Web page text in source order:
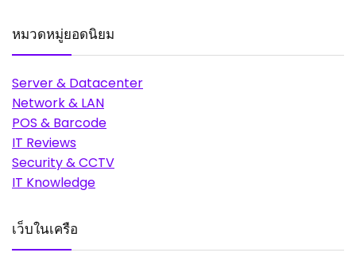
หมวดหมู่ยอดนิยม
Server & Datacenter
Network & LAN
POS & Barcode
IT Reviews
Security & CCTV
IT Knowledge
เว็บในเครือ